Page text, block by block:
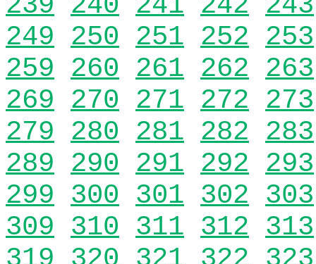
249 250 251 252 253
259 260 261 262 263
269 270 271 272 273
279 280 281 282 283
289 290 291 292 293
299 300 301 302 303
309 310 311 312 313